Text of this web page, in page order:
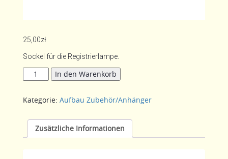
25,00zł
Sockel für die Registrierlampe.
Pad
für
Menge
In den Warenkorb
Kategorie: Aufbau Zubehör/Anhänger
Zusätzliche Informationen